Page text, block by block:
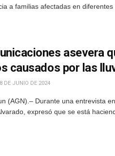
a familias afectadas en diferentes
asevera
causados por las
DE JUNIO DE 2024
(AGN).– Durante una entrevista
expresó que se está